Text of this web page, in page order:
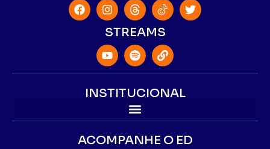
STREAMS
INSTITUCIONAL
ACOMPANHE O ED